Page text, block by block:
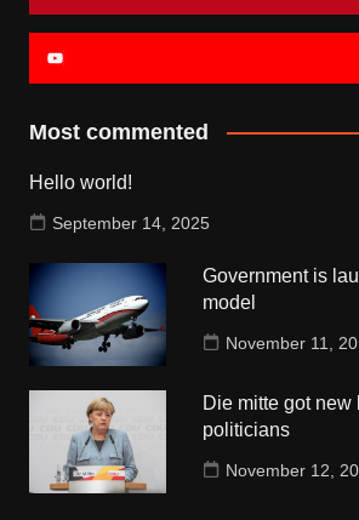
Most commented
Hello world!
September 14, 2025
Government is
model
November 11,
Die mitte got
politicians
November 12,